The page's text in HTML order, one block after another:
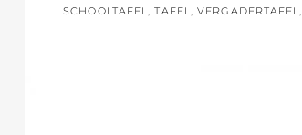
SCHOOLTAFEL,TAFEL,VERGADERTAFEL,